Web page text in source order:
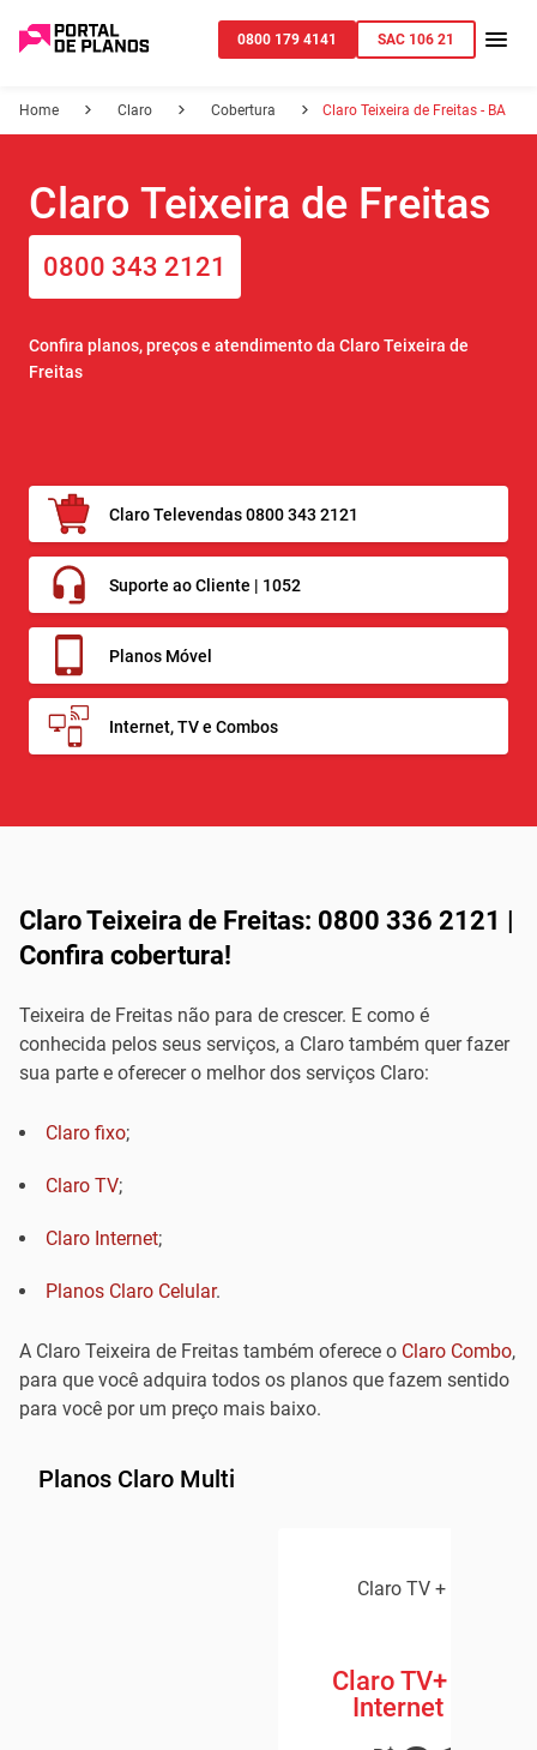
0800 179 4141 SAC 106 21
Home Claro Cobertura Claro Teixeira de Freitas - BA
Claro Teixeira de Freitas
0800 343 2121
Confira planos, preços e atendimento da Claro Teixeira de
Freitas
Claro Televendas 0800 343 2121
Suporte ao Cliente | 1052
Planos Móvel
Internet, TV e Combos
Claro Teixeira de Freitas: 0800 336 2121 |
Confira cobertura!
Teixeira de Freitas não para de crescer. E como é
conhecida pelos seus serviços, a Claro também quer fazer
sua parte e oferecer o melhor dos serviços Claro:
Claro fixo;
Claro TV;
Claro Internet;
Planos Claro Celular.
A Claro Teixeira de Freitas também oferece o Claro Combo,
para que você adquira todos os planos que fazem sentido
para você por um preço mais baixo.
Planos Claro Multi
Claro TV + Claro
Claro TV+ Box +
Internet 600